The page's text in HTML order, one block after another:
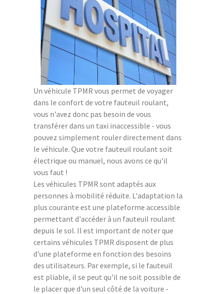
Un véhicule TPMR vous permet de voyager
dans le confort de votre fauteuil roulant,
vous n'avez donc pas besoin de vous
transférer dans un taxi inaccessible - vous
pouvez simplement rouler directement dans
le véhicule. Que votre fauteuil roulant soit
électrique ou manuel, nous avons ce qu'il
vous faut !
Les véhicules TPMR sont adaptés aux
personnes à mobilité réduite. L'adaptation la
plus courante est une plateforme accessible
permettant d'accéder à un fauteuil roulant
depuis le sol. Il est important de noter que
certains véhicules TPMR disposent de plus
d'une plateforme en fonction des besoins
des utilisateurs. Par exemple, si le fauteuil
est pliable, il se peut qu'il ne soit possible de
le placer que d'un seul côté de la voiture -